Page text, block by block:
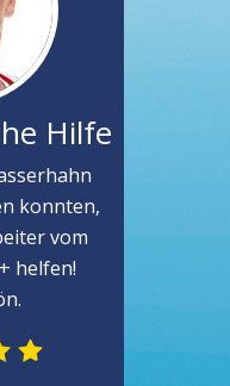
Hilfe
konnten,
vom
helfen!